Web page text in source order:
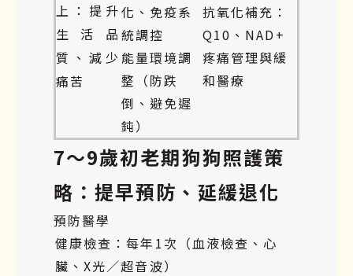
上：提升
生活品
質、減少
痛苦
化、免疫系
統調控
能量環境調
整（防跌
倒、避免遲
鈍）
抗氧化補充：
Q10、NAD+
疼痛管理與緩
和醫療
7～9歲初老期狗狗照護策
略：提早預防、延緩退化
預防醫學
健康檢查：每年1次（血液檢查、心
臟、X光／超音波）